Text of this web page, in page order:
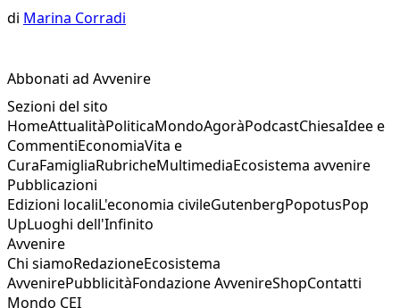
di Marina Corradi
Abbonati ad Avvenire
Sezioni del sito
HomeAttualitàPoliticaMondoAgoràPodcastChiesaIdee e
CommentiEconomiaVita e
CuraFamigliaRubricheMultimediaEcosistema avvenire
Pubblicazioni
Edizioni localiL'economia civileGutenbergPopotusPop
UpLuoghi dell'Infinito
Avvenire
Chi siamoRedazioneEcosistema
AvvenirePubblicitàFondazione AvvenireShopContatti
Mondo CEI